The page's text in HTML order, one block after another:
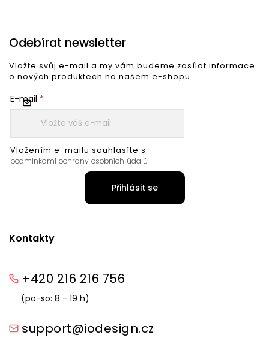
Kontakty
+420 216 216 756
(po-so: 8 - 19 h)
support@iodesign.cz
Odebírat newsletter
Vložte svůj e-mail a my vám budeme zasílat informace
o nových produktech na našem e-shopu.
E-mail
Vložením e-mailu souhlasíte s
podmínkami ochrany osobních údajů
Přihlásit se